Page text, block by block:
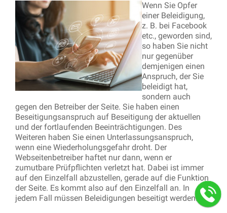
Wenn Sie Opfer
einer Beleidigung,
z. B. bei Facebook
etc., geworden sind,
so haben Sie nicht
nur gegenüber
demjenigen einen
Anspruch, der Sie
beleidigt hat,
sondern auch
gegen den Betreiber der Seite. Sie haben einen
Beseitigungsanspruch auf Beseitigung der aktuellen
und der fortlaufenden Beeinträchtigungen. Des
Weiteren haben Sie einen Unterlassungsanspruch,
wenn eine Wiederholungsgefahr droht. Der
Webseitenbetreiber haftet nur dann, wenn er
zumutbare Prüfpflichten verletzt hat. Dabei ist immer
auf den Einzelfall abzustellen, gerade auf die Funktion
der Seite. Es kommt also auf den Einzelfall an. In
jedem Fall müssen Beleidigungen beseitigt werden.